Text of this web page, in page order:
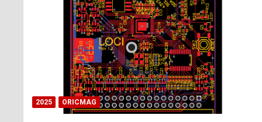
2025 ORICMAG